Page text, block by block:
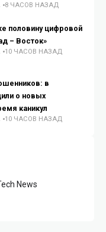
8 ЧАСОВ НАЗАД
половину цифровой
– Восток»
10 ЧАСОВ НАЗАД
в
о новых
каникул
10 ЧАСОВ НАЗАД
News